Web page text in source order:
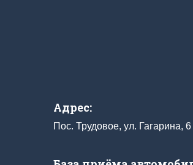
Адрес:
Пос. Трудовое, ул. Гагарина, 6